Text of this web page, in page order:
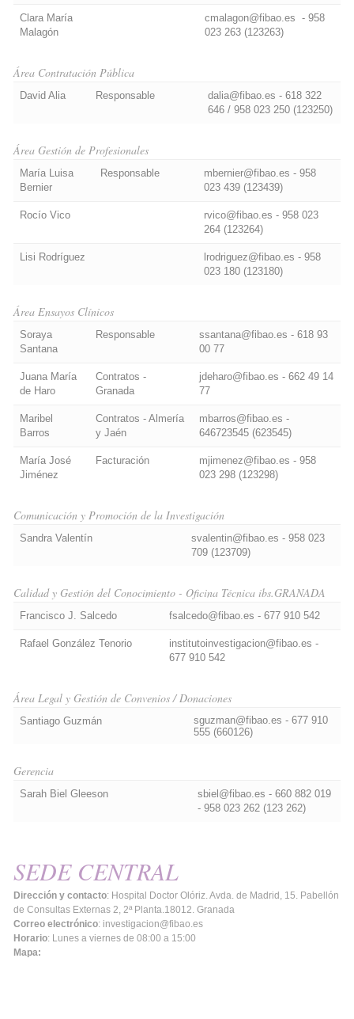
Clara María
Malagón
cmalagon@fibao.es - 958
023 263 (123263)
Área Contratación Pública
David Alia Responsable
dalia@fibao.es - 618 322
646 / 958 023 250 (123250)
Área Gestión de Profesionales
María Luisa
Bernier
Responsable
mbernier@fibao.es - 958
023 439 (123439)
Rocío Vico
rvico@fibao.es - 958 023
264 (123264)
Lisi Rodríguez
lrodriguez@fibao.es - 958
023 180 (123180)
Área Ensayos Clínicos
Soraya
Santana
Responsable
ssantana@fibao.es - 618 93
00 77
Juana María
de Haro
Contratos -
Granada
jdeharo@fibao.es - 662 49 14
77
Maribel
Barros
Contratos - Almería
y Jaén
mbarros@fibao.es -
646723545 (623545)
María José
Jiménez
Facturación
mjimenez@fibao.es - 958
023 298 (123298)
Comunicación y Promoción de la Investigación
Sandra Valentín
svalentin@fibao.es - 958 023
709 (123709)
Calidad y Gestión del Conocimiento - Oficina Técnica ibs.GRANADA
Francisco J. Salcedo fsalcedo@fibao.es - 677 910 542
Rafael González Tenorio
institutoinvestigacion@fibao.es -
677 910 542
Área Legal y Gestión de Convenios / Donaciones
Santiago Guzmán
sguzman@fibao.es - 677 910
555 (660126)
Gerencia
Sarah Biel Gleeson
sbiel@fibao.es - 660 882 019
- 958 023 262 (123 262)
SEDE CENTRAL
Dirección y contacto: Hospital Doctor Olóriz. Avda. de Madrid, 15. Pabellón
de Consultas Externas 2, 2ª Planta.18012. Granada
Correo electrónico: investigacion@fibao.es
Horario: Lunes a viernes de 08:00 a 15:00
Mapa: